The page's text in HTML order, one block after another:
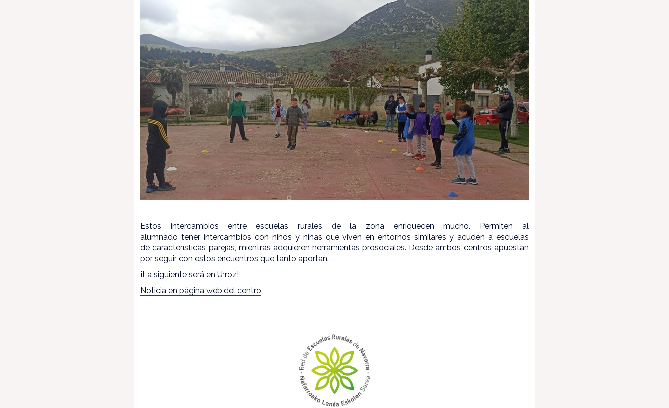
Estos intercambios entre escuelas rurales de la zona enriquecen mucho. Permiten al
alumnado tener intercambios con niños y niñas que viven en entornos similares y acuden a escuelas
de características parejas, mientras adquieren herramientas prosociales. Desde ambos centros apuestan
por seguir con estos encuentros que tanto aportan.
¡La siguiente será en Urroz!
Noticia en página web del centro